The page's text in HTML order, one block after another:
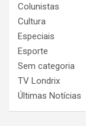
Colunistas
Cultura
Especiais
Esporte
Sem categoria
TV Londrix
Últimas Notícias